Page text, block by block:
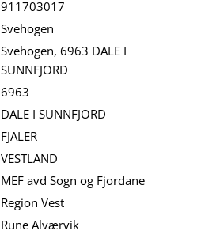
911703017
Svehogen
Svehogen, 6963 DALE I
SUNNFJORD
6963
DALE I SUNNFJORD
FJALER
VESTLAND
MEF avd Sogn og Fjordane
Region Vest
Rune Alværvik